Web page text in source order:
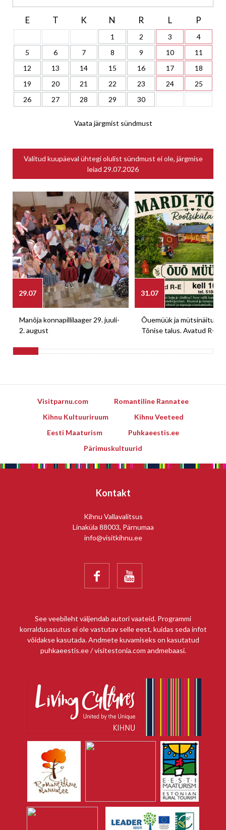
E T K N R L P
1 2 3
4
5
6 7 8 9 10
11
12
13 14 15 16 17
18
19
20 21 22 23 24
25
26
27 28 29 30
Vaata järgmist sündmust
Valitud kuupäeval ühtegi olulist sündmust ei ole, järgmise
leiad 29.07.2026
29.07
Manõja konnapillilaager 29. juuli-
2. august
31.07
Õuemüük ja mütsinäitus
Tõnise talus. Avatud R-E
Visitparnu.com
Romantiline Rannatee
Kihnu Kultuuriruum
Kihnu Veeteed
Eesti Maaturism
Puhkaeestis.ee
Pärimuskultuurid
Kontakt
Kihnu Vallavalitsus
Linaküla 88003, Pärnumaa
info@visitkihnu.ee
 
See veebileht väljendab autori vaateid. Programmi
korraldusasutus ei ole vastutav selle eest, kuidas seda infot
võidakse kasutada. Andmete kuvamiseks on kasutatud
puhkaeestis.ee / visitestonia.com andmebaasi.